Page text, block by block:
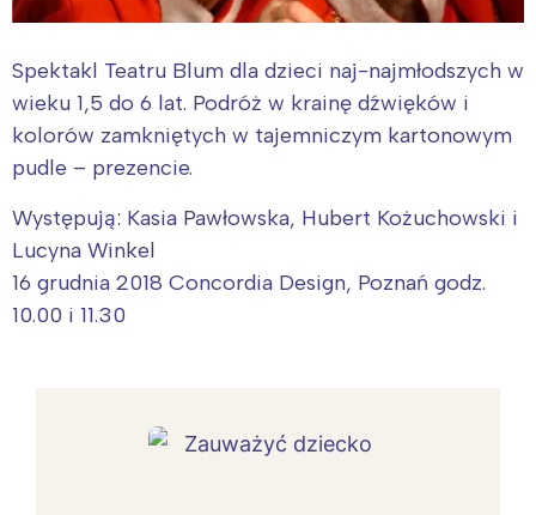
Spektakl Teatru Blum dla dzieci naj-najmłodszych w
wieku 1,5 do 6 lat. Podróż w krainę dźwięków i
kolorów zamkniętych w tajemniczym kartonowym
pudle – prezencie.
Występują: Kasia Pawłowska, Hubert Kożuchowski i
Lucyna Winkel
16 grudnia 2018 Concordia Design, Poznań godz.
10.00 i 11.30